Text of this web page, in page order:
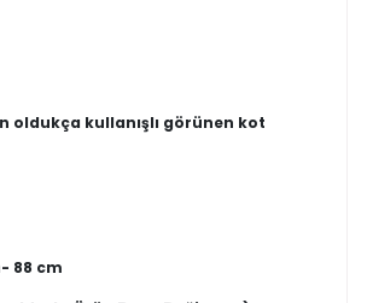
oldukça kullanışlı görünen kot
88 cm